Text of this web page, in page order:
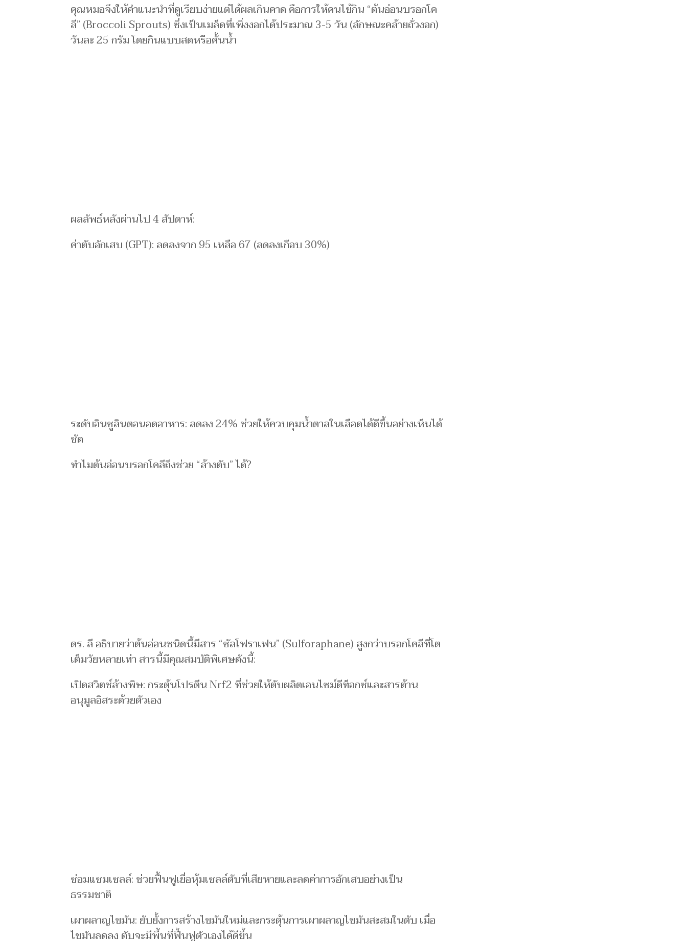
คุณหมอจึงให้คำแนะนำที่ดูเรียบง่ายแต่ได้ผลเกินคาด คือการให้คนไข้กิน “ต้นอ่อนบรอกโค
ลี” (Broccoli Sprouts) ซึ่งเป็นเมล็ดที่เพิ่งงอกได้ประมาณ 3-5 วัน (ลักษณะคล้ายถั่วงอก)
วันละ 25 กรัม โดยกินแบบสดหรือคั้นน้ำ
ผลลัพธ์หลังผ่านไป 4 สัปดาห์:
ค่าตับอักเสบ (GPT): ลดลงจาก 95 เหลือ 67 (ลดลงเกือบ 30%)
ระดับอินซูลินตอนอดอาหาร: ลดลง 24% ช่วยให้ควบคุมน้ำตาลในเลือดได้ดีขึ้นอย่างเห็นได้
ชัด
ทำไมต้นอ่อนบรอกโคลีถึงช่วย “ล้างตับ” ได้?
ดร. ลี อธิบายว่าต้นอ่อนชนิดนี้มีสาร “ซัลโฟราเฟน” (Sulforaphane) สูงกว่าบรอกโคลีที่โต
เต็มวัยหลายเท่า สารนี้มีคุณสมบัติพิเศษดังนี้:
เปิดสวิตช์ล้างพิษ: กระตุ้นโปรตีน Nrf2 ที่ช่วยให้ตับผลิตเอนไซม์ดีท็อกซ์และสารต้าน
อนุมูลอิสระด้วยตัวเอง
ซ่อมแซมเซลล์: ช่วยฟื้นฟูเยื่อหุ้มเซลล์ตับที่เสียหายและลดค่าการอักเสบอย่างเป็น
ธรรมชาติ
เผาผลาญไขมัน: ยับยั้งการสร้างไขมันใหม่และกระตุ้นการเผาผลาญไขมันสะสมในตับ เมื่อ
ไขมันลดลง ตับจะมีพื้นที่ฟื้นฟูตัวเองได้ดีขึ้น